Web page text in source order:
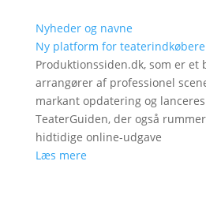
Nyheder og navne
Ny platform for teaterindkøbere
Produktionssiden.dk, som er et
arrangører af professionel
markant opdatering og
TeaterGuiden, der også
hidtidige online-udgave
Læs mere